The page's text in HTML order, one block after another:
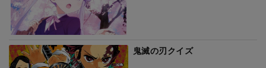
鬼滅の刃クイズ